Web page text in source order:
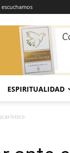
escuchamos
ESPIRITUALIDAD